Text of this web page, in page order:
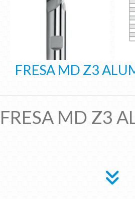
FRESA MD Z3
FRESA MD Z3